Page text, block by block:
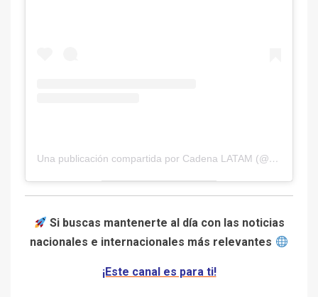
Una publicación compartida por Cadena LATAM (@cadena.latam)
Si buscas mantenerte al día con las noticias
nacionales e internacionales más relevantes
¡Este canal es para ti!